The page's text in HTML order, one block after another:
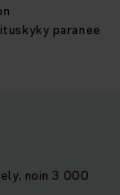
paranee
noin 3 000